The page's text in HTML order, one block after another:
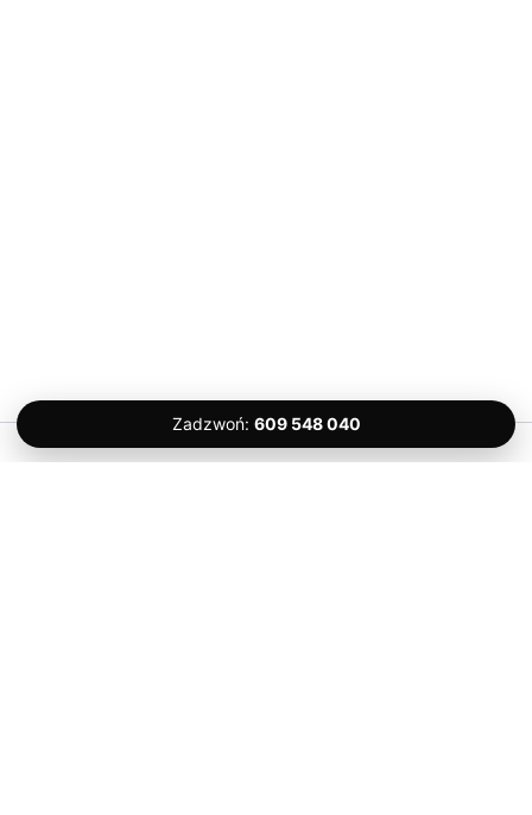
Zadzwoń: 609 548 040